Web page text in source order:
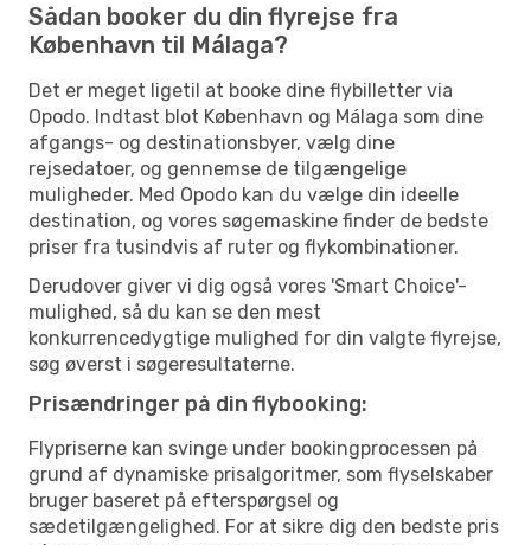
Sådan booker du din flyrejse fra
København til Málaga?
Det er meget ligetil at booke dine flybilletter via
Opodo. Indtast blot København og Málaga som dine
afgangs- og destinationsbyer, vælg dine
rejsedatoer, og gennemse de tilgængelige
muligheder. Med Opodo kan du vælge din ideelle
destination, og vores søgemaskine finder de bedste
priser fra tusindvis af ruter og flykombinationer.
Derudover giver vi dig også vores 'Smart Choice'-
mulighed, så du kan se den mest
konkurrencedygtige mulighed for din valgte flyrejse,
søg øverst i søgeresultaterne.
Prisændringer på din flybooking:
Flypriserne kan svinge under bookingprocessen på
grund af dynamiske prisalgoritmer, som flyselskaber
bruger baseret på efterspørgsel og
sædetilgængelighed. For at sikre dig den bedste pris